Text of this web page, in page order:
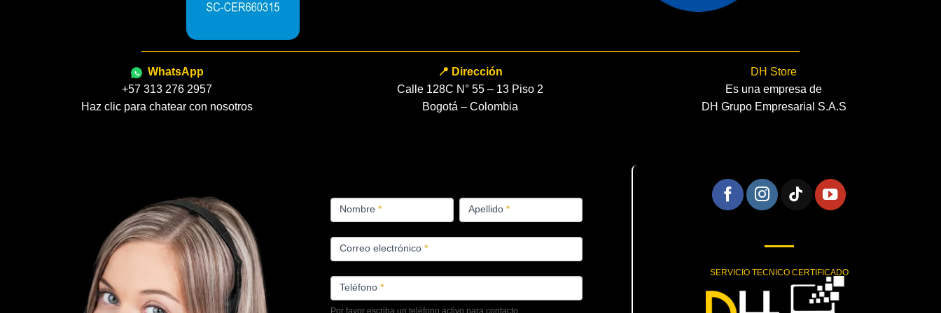
WhatsApp
+57 313 276 2957
Haz clic para chatear con nosotros
📍 Dirección
Calle 128C N° 55 – 13 Piso 2
Bogotá – Colombia
DH Store
Es una empresa de
DH Grupo Empresarial S.A.S
PRODUCTOS
Nombre * Apellido *
Correo electrónico *
Teléfono *
Por favor escriba un teléfono activo para contacto
SERVICIO TECNICO CERTIFICADO